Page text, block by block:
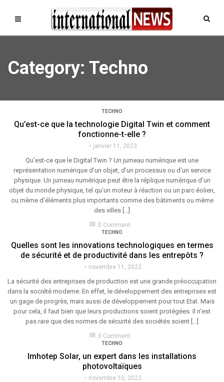
Category: Techno
TECHNO
Qu’est-ce que la technologie Digital Twin et comment
fonctionne-t-elle ?
janvier 11, 2023
Qu’est-ce que le Digital Twin ? Un jumeau numérique est une
représentation numérique d’un objet, d’un processus ou d’un service
physique. Un jumeau numérique peut être la réplique numérique d’un
objet du monde physique, tel qu’un moteur à réaction ou un parc éolien,
ou même d’éléments plus importants comme des bâtiments ou même
des villes […]
chat_bubble 0 Comment
TECHNO
Quelles sont les innovations technologiques en termes
de sécurité et de productivité dans les entrepôts ?
novembre 11, 2022
La sécurité des entreprises de production est une grande préoccupation
dans la société moderne. En effet, le développement des entreprises est
un gage de progrès, mais aussi de développement pour tout Etat. Mais
pour cela, il faut bien que leurs productions soient protégées. Il n’est
pas rare que des normes de sécurité des sociétés soient […]
chat_bubble 0 Comment
TECHNO
Imhotep Solar, un expert dans les installations
photovoltaïques
novembre 10, 2022